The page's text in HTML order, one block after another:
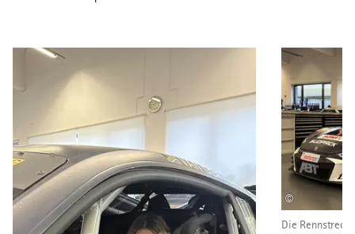
©
Die